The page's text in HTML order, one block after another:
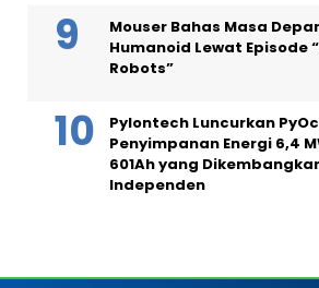
Mouser Bahas Masa
Humanoid Lewat Episode
Robots”
Pylontech Luncurkan
Penyimpanan Energi 6,4
601Ah yang
Independen